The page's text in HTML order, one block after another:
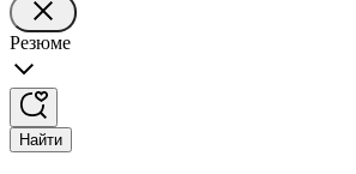
Резюме
Найти